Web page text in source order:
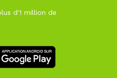
d'1 million de